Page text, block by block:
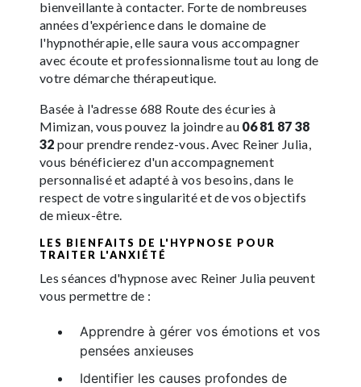
bienveillante à contacter. Forte de nombreuses
années d'expérience dans le domaine de
l'hypnothérapie, elle saura vous accompagner
avec écoute et professionnalisme tout au long de
votre démarche thérapeutique.
Basée à l'adresse 688 Route des écuries à
Mimizan, vous pouvez la joindre au 06 81 87 38
32 pour prendre rendez-vous. Avec Reiner Julia,
vous bénéficierez d'un accompagnement
personnalisé et adapté à vos besoins, dans le
respect de votre singularité et de vos objectifs
de mieux-être.
LES BIENFAITS DE L'HYPNOSE POUR
TRAITER L'ANXIÉTÉ
Les séances d'hypnose avec Reiner Julia peuvent
vous permettre de :
Apprendre à gérer vos émotions et vos
pensées anxieuses
Identifier les causes profondes de